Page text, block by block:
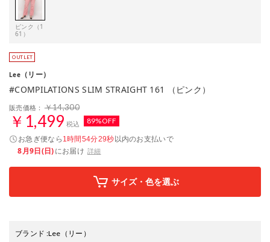
ピンク（1
61）
Lee（リー）
#COMPILATIONS SLIM STRAIGHT 161 （ピンク）
販売価格： ￥14,300
￥1,499 税込 89%OFF
お急ぎ便なら 1時間54分28秒以内のお支払いで
8月9日(日)にお届け 詳細
サイズ・色を選ぶ
ブランド :Lee （リー）